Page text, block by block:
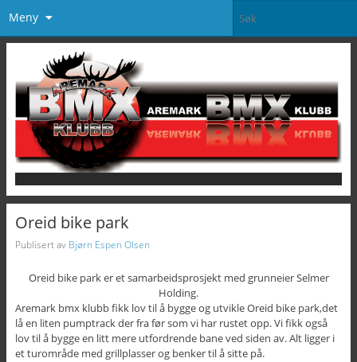
Meny
Oreid bike park
Publisert av Bjørn Espen Olsen
Oreid bike park er et samarbeidsprosjekt med grunneier Selmer
Holding.
Aremark bmx klubb fikk lov til å bygge og utvikle Oreid bike park,det
lå en liten pumptrack der fra før som vi har rustet opp. Vi fikk også
lov til å bygge en litt mere utfordrende bane ved siden av. Alt ligger i
et turområde med grillplasser og benker til å sitte på.